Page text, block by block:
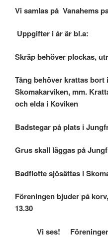
Vi samlas på Vanahems
Uppgifter i år är bl.a:
Skräp behöver plockas,
Tång behöver krattas
Skomakarviken, mm.
och elda i Koviken
Badstegar på plats i
Grus skall läggas på
Badflotte sjösättas i
Föreningen bjuder på
13.30
Vi ses! Föreningen